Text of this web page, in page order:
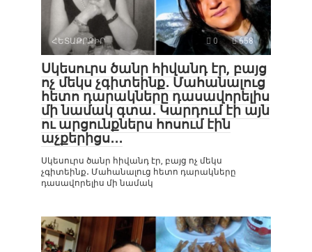
ՀԵՏԱՔՐՔԻՐ 0 658
Սկեսուրս ծանր հիվանդ էր, բայց
ոչ մեկս չգիտեինք․ Մահանալուց
հետո դարակները դասավորելիս
մի նամակ գտա․ Կարդում էի այն
ու արցունքներս հոսում էին
աչքերիցս․․․
Սկեսուրս ծանր հիվանդ էր, բայց ոչ մեկս
չգիտեինք․ Մահանալուց հետո դարակները
դասավորելիս մի նամակ